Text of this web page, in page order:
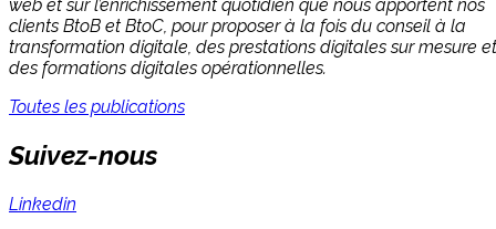
web et sur l’enrichissement quotidien que nous apportent nos
clients BtoB et BtoC, pour proposer à la fois du conseil à la
transformation digitale, des prestations digitales sur mesure et
des formations digitales opérationnelles.
Toutes les publications
Suivez-nous
Linkedin